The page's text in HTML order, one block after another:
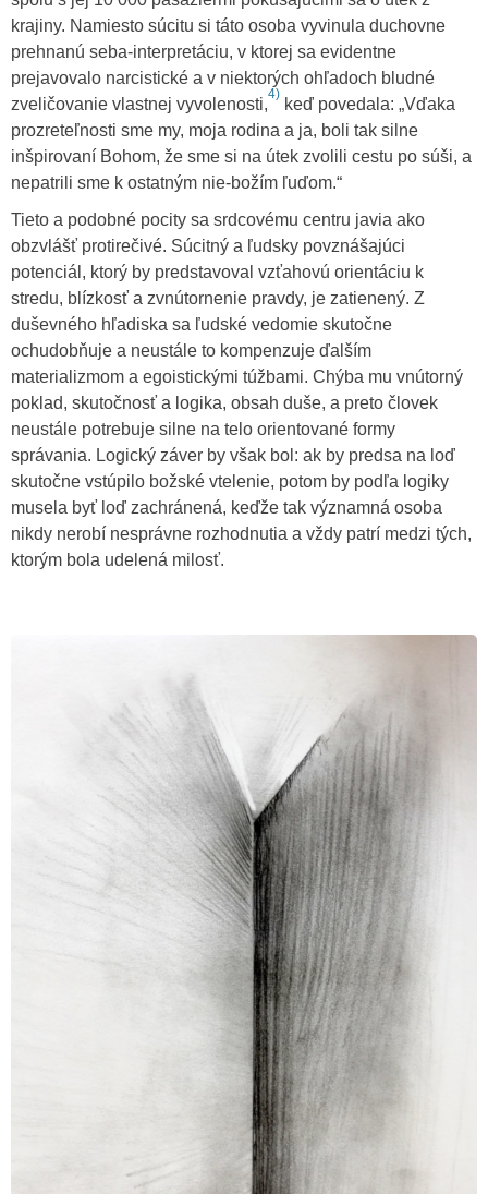
krajiny. Namiesto súcitu si táto osoba vyvinula duchovne
prehnanú seba-interpretáciu, v ktorej sa evidentne
prejavovalo narcistické a v niektorých ohľadoch bludné
zveličovanie vlastnej vyvolenosti,
4)
keď povedala: „Vďaka
prozreteľnosti sme my, moja rodina a ja, boli tak silne
inšpirovaní Bohom, že sme si na útek zvolili cestu po súši, a
nepatrili sme k ostatným nie-božím ľuďom.“
Tieto a podobné pocity sa srdcovému centru javia ako
obzvlášť protirečivé. Súcitný a ľudsky povznášajúci
potenciál, ktorý by predstavoval vzťahovú orientáciu k
stredu, blízkosť a zvnútornenie pravdy, je zatienený. Z
duševného hľadiska sa ľudské vedomie skutočne
ochudobňuje a neustále to kompenzuje ďalším
materializmom a egoistickými túžbami. Chýba mu vnútorný
poklad, skutočnosť a logika, obsah duše, a preto človek
neustále potrebuje silne na telo orientované formy
správania. Logický záver by však bol: ak by predsa na loď
skutočne vstúpilo božské vtelenie, potom by podľa logiky
musela byť loď zachránená, keďže tak významná osoba
nikdy nerobí nesprávne rozhodnutia a vždy patrí medzi tých,
ktorým bola udelená milosť.